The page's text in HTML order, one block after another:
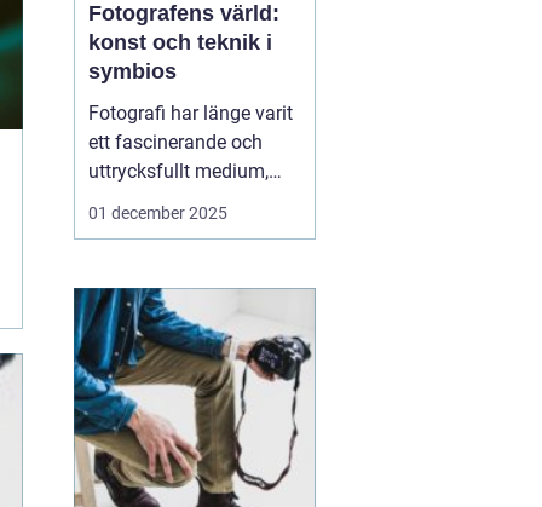
Fotografens värld:
konst och teknik i
symbios
Fotografi har länge varit
ett fascinerande och
uttrycksfullt medium,
med förmågan att fånga
denna konstform finns
fotografen, den kreativa
individen som använder
ljus och...
01 december 2025